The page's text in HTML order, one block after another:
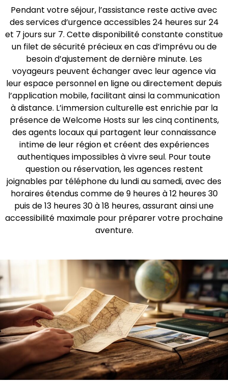
Pendant votre séjour, l’assistance reste active avec
des services d’urgence accessibles 24 heures sur 24
et 7 jours sur 7. Cette disponibilité constante constitue
un filet de sécurité précieux en cas d’imprévu ou de
besoin d’ajustement de dernière minute. Les
voyageurs peuvent échanger avec leur agence via
leur espace personnel en ligne ou directement depuis
l’application mobile, facilitant ainsi la communication
à distance. L’immersion culturelle est enrichie par la
présence de Welcome Hosts sur les cinq continents,
des agents locaux qui partagent leur connaissance
intime de leur région et créent des expériences
authentiques impossibles à vivre seul. Pour toute
question ou réservation, les agences restent
joignables par téléphone du lundi au samedi, avec des
horaires étendus comme de 9 heures à 12 heures 30
puis de 13 heures 30 à 18 heures, assurant ainsi une
accessibilité maximale pour préparer votre prochaine
aventure.